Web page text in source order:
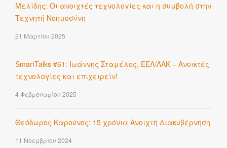
Μελίδης: Οι ανοιχτές τεχνολογίες και η συμβολή στην
Τεχνητή Νοημοσύνη
21 Μαρτίου 2025
SmartTalks #61: Ιωάννης Σταμέλος, ΕΕΛ/ΛΑΚ – Ανοικτές
τεχνολογίες και επιχειρείν!
4 Φεβρουαρίου 2025
Θεόδωρος Καρούνος: 15 χρόνια Ανοιχτή Διακυβέρνηση
11 Νοεμβρίου 2024